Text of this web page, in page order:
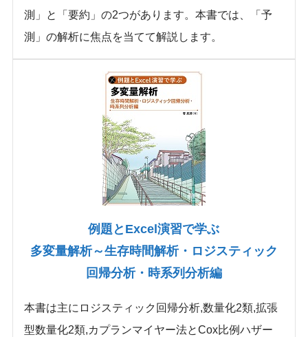
測」と「要約」の2つがあります。本書では、「予
測」の解析に焦点を当てて解説します。
例題とExcel演習で学ぶ
多変量解析～生存時間解析・ロジスティック
回帰分析・時系列分析編
本書は主にロジスティック回帰分析,数量化2類,拡張
型数量化2類,カプランマイヤー法とCox比例ハザー